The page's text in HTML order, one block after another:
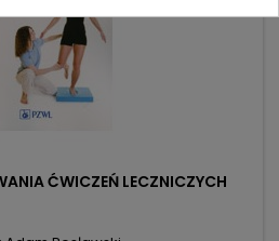
ĆWICZEŃ LECZNICZYCH